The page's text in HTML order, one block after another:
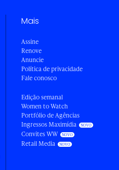
Mais
Assine
Renove
Anuncie
Política de privacidade
Fale conosco
Edição semanal
Women to Watch
Portfólio de Agências
Ingressos Maximídia
Convites WW
Retail Media